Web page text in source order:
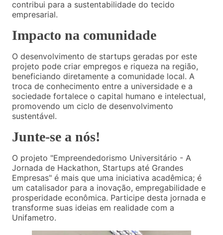
contribui para a sustentabilidade do tecido
empresarial.
Impacto na comunidade
O desenvolvimento de startups geradas por este
projeto pode criar empregos e riqueza na região,
beneficiando diretamente a comunidade local. A
troca de conhecimento entre a universidade e a
sociedade fortalece o capital humano e intelectual,
promovendo um ciclo de desenvolvimento
sustentável.
Junte-se a nós!
O projeto "Empreendedorismo Universitário - A
Jornada de Hackathon, Startups até Grandes
Empresas" é mais que uma iniciativa acadêmica; é
um catalisador para a inovação, empregabilidade e
prosperidade econômica. Participe desta jornada e
transforme suas ideias em realidade com a
Unifametro.